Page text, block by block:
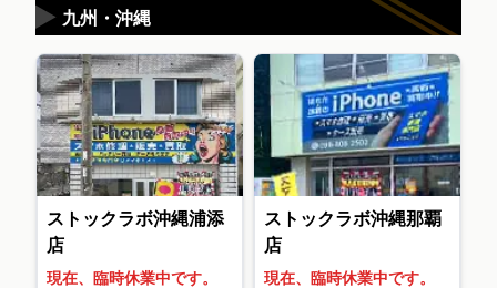
九州・沖縄
▶
ストックラボ沖縄浦添
店
現在、臨時休業中です。
ストックラボ沖縄那覇
店
現在、臨時休業中です。